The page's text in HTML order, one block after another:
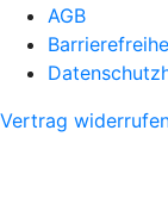
AGB
Vertrag